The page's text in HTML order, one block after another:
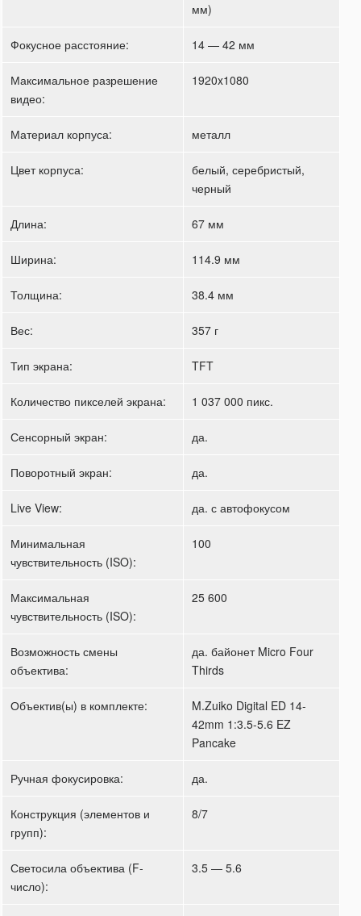
мм)
Фокусное расстояние: 14 — 42 мм
Максимальное разрешение
видео:
1920x1080
Материал корпуса: металл
Цвет корпуса:
белый, серебристый,
черный
Длина: 67 мм
Ширина: 114.9 мм
Толщина: 38.4 мм
Вес: 357 г
Тип экрана: TFT
Количество пикселей экрана: 1 037 000 пикс.
Сенсорный экран: да.
Поворотный экран: да.
Live View: да. с автофокусом
Минимальная
чувствительность (ISO):
100
Максимальная
чувствительность (ISO):
25 600
Возможность смены
объектива:
да. байонет Micro Four
Thirds
Объектив(ы) в комплекте:
M.Zuiko Digital ED 14-
42mm 1:3.5-5.6 EZ
Pancake
Ручная фокусировка: да.
Конструкция (элементов и
групп):
8/7
Светосила объектива (F-
число):
3.5 — 5.6